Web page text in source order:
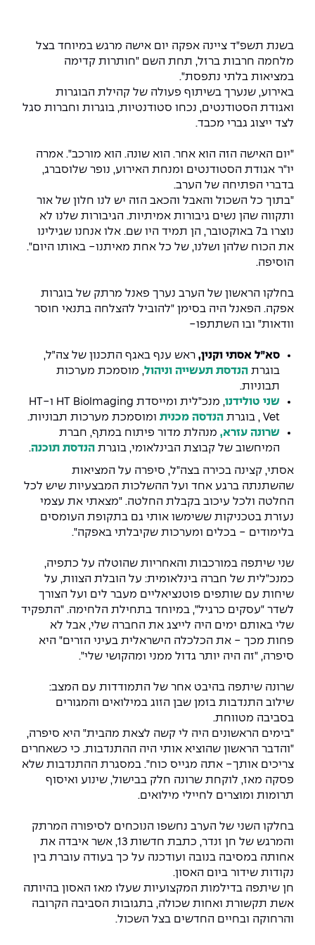
בשנת תשפ"ד ציינה אפקה יום אישה מרגש במיוחד בצל
מלחמה חרבות ברזל, תחת השם "חותרות קדימה
במציאות בלתי נתפסת".
באירוע, שנערך בשיתוף פעולה של קהילת הבוגרות
ואגודת הסטודנטים, נכחו סטודנטיות, בוגרות וחברות סגל
לצד ייצוג גברי מכבד.
"יום האישה הזה הוא אחר. הוא שונה. הוא מורכב". אמרה
יו"ר אגודת הסטודנטים ומנחת האירוע, נופר שלוסברג,
בדברי הפתיחה של הערב.
"בתוך כל השכול והאבל והכאב הזה יש לנו חלון של אור
ותקווה שהן נשים גיבורות אמיתיות. הגיבורות שלנו לא
נוצרו ב7 באוקטובר, הן תמיד היו שם. אלו אנחנו שגילינו
את הכוח שלהן ושלנו, של כל אחת מאיתנו- באותו היום".
הוסיפה.
בחלקו הראשון של הערב נערך פאנל מרתק של בוגרות
אפקה. הפאנל היה בסימן "להוביל להצלחה בתנאי חוסר
וודאות" ובו השתתפו-
סא״ל אסתי וקנין, ראש ענף באגף התכנון של צה״ל,
בוגרת הנדסת תעשייה וניהול, מוסמכת מערכות
תבוניות.
שני טולידנו
, מנכ"לית ומייסדת HT BioImaging ו-HT
Vet , בוגרת
הנדסה מכנית ומוסמכת מערכות תבוניות.
שרונה עזרא, מנהלת מדור פיתוח במתף, חברת
המיחשוב של קבוצת הבינלאומי, בוגרת הנדסת תוכנה.
אסתי, קצינה בכירה בצה"ל, סיפרה על המציאות
שהשתנתה ברגע אחד ועל ההשלכות המבצעיות שיש לכל
החלטה ולכל עיכוב בקבלת החלטה. "מצאתי את עצמי
נעזרת בטכניקות ששימשו אותי גם בתקופת העומסים
בלימודים - בכלים ומערכות שקיבלתי באפקה".
שני שיתפה במורכבות והאחריות שהוטלה על כתפיה,
כמנכ"לית של חברה בינלאומית: על הובלת הצוות, על
שיחות עם שותפים פוטנציאליים מעבר לים ועל הצורך
לשדר "עסקים כרגיל", במיוחד בתחילת הלחימה. "התפקיד
שלי באותם ימים היה לייצג את החברה שלי, אבל לא
פחות מכך - את הכלכלה הישראלית בעיני הזרים" היא
סיפרה, "זה היה יותר גדול ממני ומהקושי שלי".
שרונה שיתפה בהיבט אחר של התמודדות עם המצב:
שילוב התנדבות בזמן שבן הזוג במילואים והמגורים
בסביבה מטווחת.
"בימים הראשונים היה לי קשה לצאת מהבית" היא סיפרה,
"והדבר הראשון שהוציא אותי היה ההתנדבות. כי כשאחרים
צריכים אותך- אתה מגייס כוח". במסגרת ההתנדבות שלא
פסקה מאז, לוקחת שרונה חלק בבישול, שינוע ואיסוף
תרומות ומוצרים לחיילי מילואים.
בחלקו השני של הערב נחשפו הנוכחים לסיפורה המרתק
והמרגש של חן זנדר, כתבת חדשות 13, אשר איבדה את
אחותה במסיבה בנובה ועודכנה על כך בעודה עוברת בין
נקודות שידור ביום האסון.
חן שיתפה בדילמות המקצועיות שעלו מאז האסון בהיותה
אשת תקשורת ואחות שכולה, בתגובות הסביבה הקרובה
והרחוקה ובחיים החדשים בצל השכול.
נהלים, תקנונים וחקיקה
הוגנות מגדרית
לעבוד באפקה
לוח שנה אקדמי
צור קשר
כתבות
ידיעות מן העיתונות
כתבי עת
כואבים את לכתם
לעבוד באפקה
משרות פנויות
אזור אישי
כניסה לסגל
כניסה לסטודנטים
דו-חוגי בהנדסה ומדעים
תואר שני בהנדסה
הנדסה וניהול
הנדסת מערכות
הנדסה רפואית
מערכות תבוניות AI
יחידות לימוד אקדמיות
היחידה לפיזיקה
היחידה לאנגלית
היחידה לחברה ורוח
היחידה ללימודי חוץ
קורס ניהול לוגיסטיקה ורכש
קורס אנרגיה מתחדשת
אווירה נפיצה במתקני חשמל ומכשור
קורס ניהול פרויקטים בשילוב AI
קורסים מקצועיים מותאמים לארגונים
לכל הקורסים
סמסטר ראשון בתיכון
דקאנט הסטודנטים
מרכז קריירה
ספרייה
אגודת הסטודנטים
מעטפת תמיכה למשרתות ולמשרתים
מעטפת חוסן
אופק – מרכזים לפיתוח מיומנויות
נבחרות הספורט
מעורבות חברתית
מרכז החדשנות והיזמות
המרכז לקידום הלמידה
שכר לימוד
חנות החדשנות והיזמות
עתודה אקדמית
מסלול ישיר לתואר ראשון
הרשמה און ליין
שאלות ותשובות
מלגות ע״ב נתוני קבלה
תנאי קבלה - הנדסה
למה לעשות תואר שני באפקה?
מעטפת תמיכה וחוסן למשרתות
ולמשרתי המילואים – תשפ״ו
המרכז לאנרגיה מתחדשת ובת קיימא
המרכז למחקר יישומי בעיבוד שפה וקול
מרכז ICSGen.AI
כנסים
Skills & Tech
כנס עיבוד דיבור